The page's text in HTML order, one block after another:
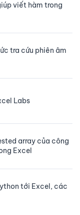
viết hàm trong
tra cứu phiên âm
Labs
array của công
Excel
tới Excel, các